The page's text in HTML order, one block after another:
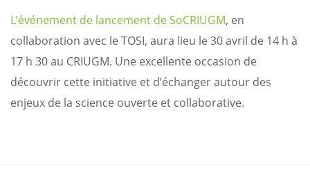
L’événement de lancement de SoCRIUGM, en
collaboration avec le TOSI, aura lieu le 30 avril de 14 h à
17 h 30 au CRIUGM. Une excellente occasion de
découvrir cette initiative et d’échanger autour des
enjeux de la science ouverte et collaborative.